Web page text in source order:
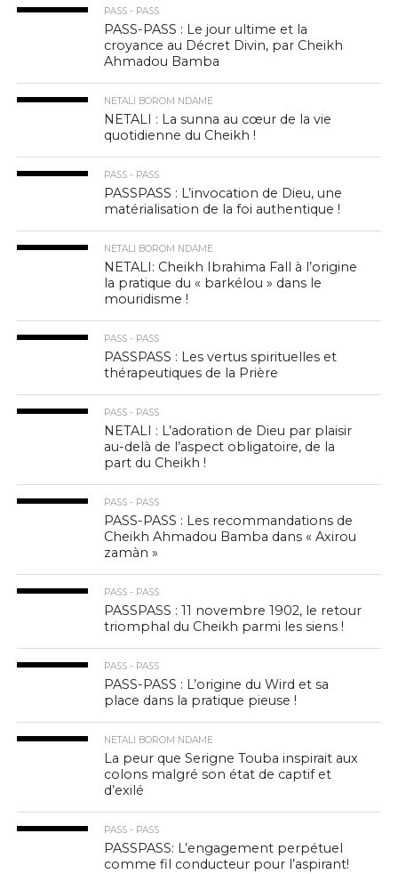
PASS - PASS
PASS-PASS : Le jour ultime et la
croyance au Décret Divin, par Cheikh
Ahmadou Bamba
NETALI BOROM NDAME
NETALI : La sunna au cœur de la vie
quotidienne du Cheikh !
PASS - PASS
PASSPASS : L’invocation de Dieu, une
matérialisation de la foi authentique !
NETALI BOROM NDAME
NETALI: Cheikh Ibrahima Fall à l’origine
la pratique du « barkélou » dans le
mouridisme !
PASS - PASS
PASSPASS : Les vertus spirituelles et
thérapeutiques de la Prière
PASS - PASS
NETALI : L’adoration de Dieu par plaisir
au-delà de l’aspect obligatoire, de la
part du Cheikh !
PASS - PASS
PASS-PASS : Les recommandations de
Cheikh Ahmadou Bamba dans « Axirou
zamàn »
PASS - PASS
PASSPASS : 11 novembre 1902, le retour
triomphal du Cheikh parmi les siens !
PASS - PASS
PASS-PASS : L’origine du Wird et sa
place dans la pratique pieuse !
NETALI BOROM NDAME
La peur que Serigne Touba inspirait aux
colons malgré son état de captif et
d’exilé
PASS - PASS
PASSPASS: L’engagement perpétuel
comme fil conducteur pour l’aspirant!